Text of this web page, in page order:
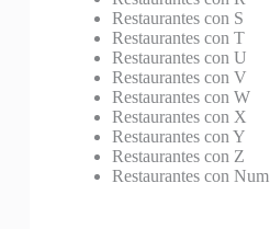
Restaurantes con S
Restaurantes con T
Restaurantes con U
Restaurantes con V
Restaurantes con W
Restaurantes con X
Restaurantes con Y
Restaurantes con Z
Restaurantes con Num